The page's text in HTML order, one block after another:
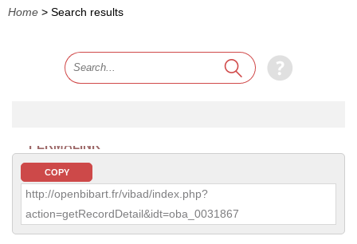
Home > Search results
PERMALINK
COPY
http://openbibart.fr/vibad/index.php?
action=getRecordDetail&idt=oba_0031867